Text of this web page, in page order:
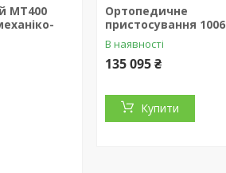
МТ400
Ортопедичне
пристосування 1006
В наявності
135 095 ₴
Купити